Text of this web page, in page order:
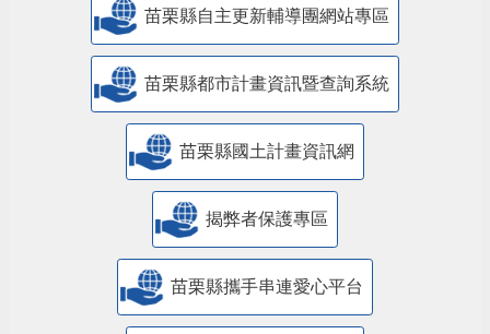
苗栗縣自主更新輔導團網站專區
苗栗縣都市計畫資訊暨查詢系統
苗栗縣國土計畫資訊網
揭弊者保護專區
苗栗縣攜手串連愛心平台